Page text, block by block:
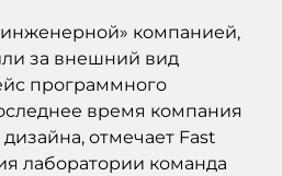
компанией,
за внешний вид
программного
время компания
отмечает Fast
лаборатории команда